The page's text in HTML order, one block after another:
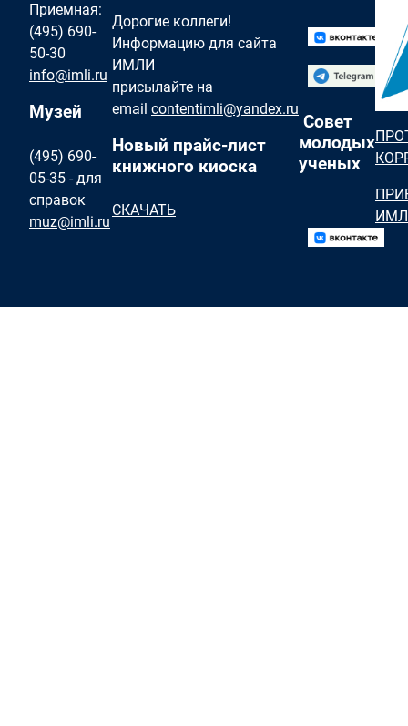
Приемная:
(495) 690-
50-30
info@imli.ru
Музей
(495) 690-
05-35 - для
справок
muz@imli.ru
Дорогие коллеги!
Информацию для сайта
ИМЛИ
присылайте на
email contentimli@yandex.ru
Новый прайс-лист
книжного киоска
СКАЧАТЬ
Совет
молодых
ученых